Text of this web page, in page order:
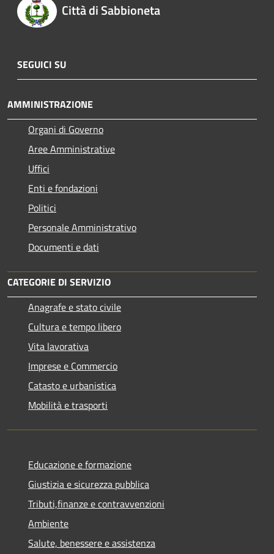
Città di Sabbioneta
SEGUICI SU
AMMINISTRAZIONE
Organi di Governo
Aree Amministrative
Uffici
Enti e fondazioni
Politici
Personale Amministrativo
Documenti e dati
CATEGORIE DI SERVIZIO
Anagrafe e stato civile
Cultura e tempo libero
Vita lavorativa
Imprese e Commercio
Catasto e urbanistica
Mobilità e trasporti
Educazione e formazione
Giustizia e sicurezza pubblica
Tributi,finanze e contravvenzioni
Ambiente
Salute, benessere e assistenza